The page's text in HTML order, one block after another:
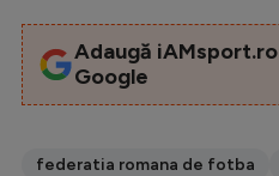
Adaugă
Google
federatia romana de fotba